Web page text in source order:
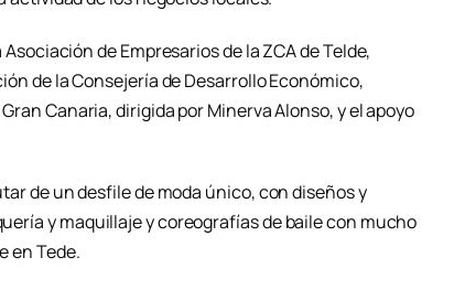
de Empresarios de la ZCA de Telde,
de la Consejería de Desarrollo Económico,
Canaria, dirigida por Minerva Alonso, y el apoyo
de un desfile de moda único, con diseños y
y maquillaje y coreografías de baile con mucho
en Tede.